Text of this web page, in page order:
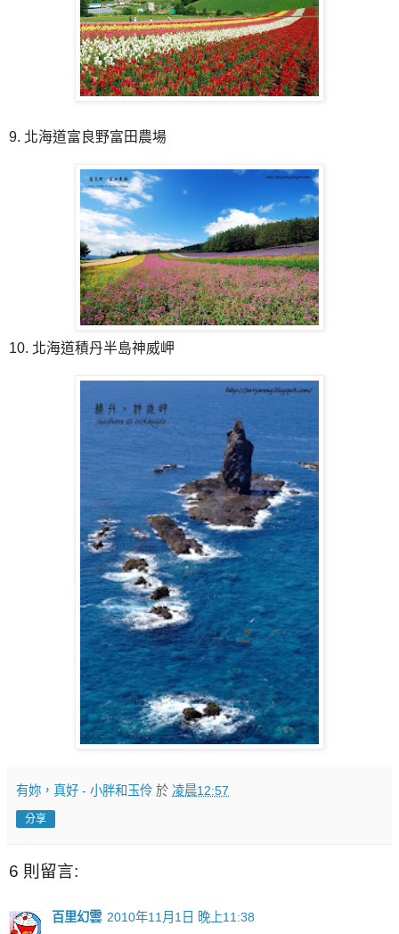
9. 北海道富良野富田農場
10. 北海道積丹半島神威岬
有妳，真好 - 小胖和玉伶 於 凌晨12:57
分享
6 則留言:
百里幻雲 2010年11月1日 晚上11:38